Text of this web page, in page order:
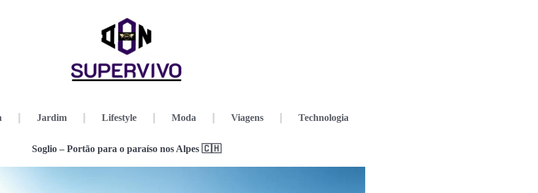
Jardim Lifestyle Moda Viagens Technologia
Soglio – Portão para o paraíso nos Alpes 🇨🇭